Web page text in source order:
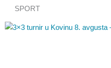
SPORT